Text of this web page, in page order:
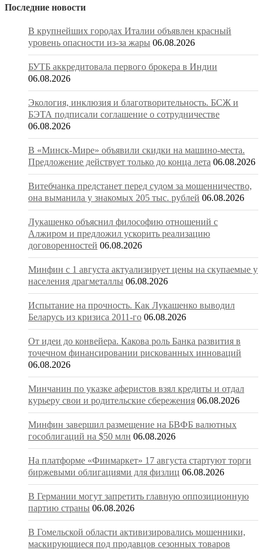
Последние новости
В крупнейших городах Италии объявлен красный
уровень опасности из-за жары 06.08.2026
БУТБ аккредитовала первого брокера в Индии
06.08.2026
Экология, инклюзия и благотворительность. БСЖ и
БЭТА подписали соглашение о сотрудничестве
06.08.2026
В «Минск-Мире» объявили скидки на машино-места.
Предложение действует только до конца лета 06.08.2026
Витебчанка предстанет перед судом за мошенничество,
она выманила у знакомых 205 тыс. рублей 06.08.2026
Лукашенко объяснил философию отношений с
Алжиром и предложил ускорить реализацию
договоренностей 06.08.2026
Минфин с 1 августа актуализирует цены на скупаемые у
населения драгметаллы 06.08.2026
Испытание на прочность. Как Лукашенко выводил
Беларусь из кризиса 2011-го 06.08.2026
От идеи до конвейера. Какова роль Банка развития в
точечном финансировании рискованных инноваций
06.08.2026
Минчанин по указке аферистов взял кредиты и отдал
курьеру свои и родительские сбережения 06.08.2026
Минфин завершил размещение на БВФБ валютных
гособлигаций на $50 млн 06.08.2026
На платформе «Финмаркет» 17 августа стартуют торги
биржевыми облигациями для физлиц 06.08.2026
В Германии могут запретить главную оппозиционную
партию страны 06.08.2026
В Гомельской области активизировались мошенники,
маскирующиеся под продавцов сезонных товаров